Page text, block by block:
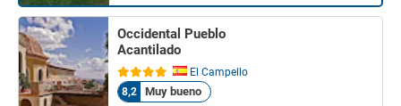
Occidental Pueblo
Acantilado
El Campello
8,2
Muy bueno